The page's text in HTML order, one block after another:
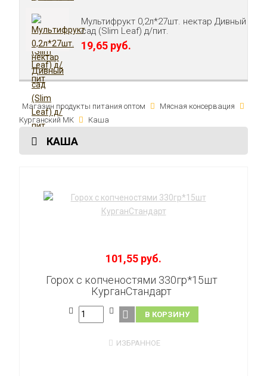
Мультифрукт 0,2л*27шт. нектар Дивный
сад (Slim Leaf) д/пит.
19,65 руб.
Магазин продукты питания оптом
Мясная консервация
Курганский МК
Каша
КАША
101,55 руб.
Горох с копченостями 330гр*15шт
КурганСтандарт
В КОРЗИНУ
ИЗБРАННОЕ